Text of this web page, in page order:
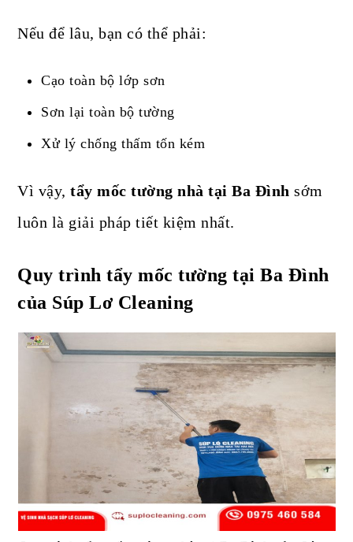
Nếu để lâu, bạn có thể phải:
Cạo toàn bộ lớp sơn
Sơn lại toàn bộ tường
Xử lý chống thấm tốn kém
Vì vậy,tẩy mốc tường nhà tại Ba Đình sớm
luôn là giải pháp tiết kiệm nhất.
Quy trình tẩy mốc tường tại Ba Đình
của Súp Lơ Cleaning